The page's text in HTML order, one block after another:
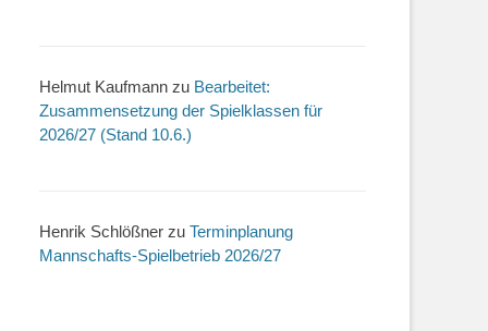
Helmut Kaufmann zu Bearbeitet:
Zusammensetzung der Spielklassen für
2026/27 (Stand 10.6.)
Henrik Schlößner zu Terminplanung
Mannschafts-Spielbetrieb 2026/27